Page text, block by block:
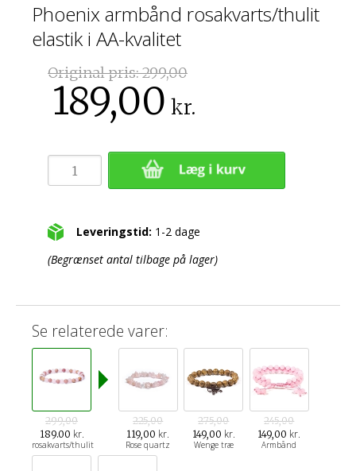
Phoenix armbånd rosakvarts/thulit
elastik i AA-kvalitet
Original pris:299,00
189,00 kr.
Leveringstid: 1-2 dage
(Begrænset antal tilbage på lager)
Se relaterede varer:
299,00
189.00 kr.
rosakvarts/thulit
225,00
119,00 kr.
Rose quartz
275,00
149,00 kr.
Wenge træ
245,00
149,00 kr.
Armbånd